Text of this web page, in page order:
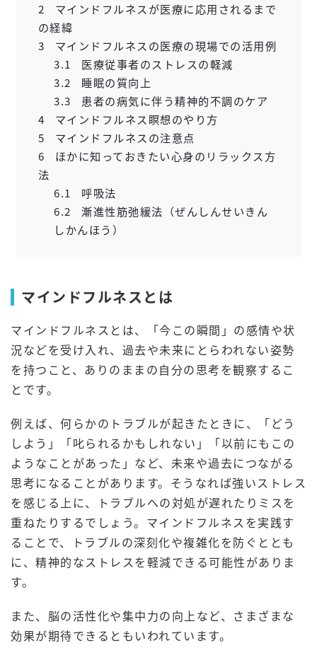
2
マインドフルネスが医療に応用されるまで
の経緯
3
マインドフルネスの医療の現場での活用例
3.1
医療従事者のストレスの軽減
3.2
睡眠の質向上
3.3
患者の病気に伴う精神的不調のケア
4
マインドフルネス瞑想のやり方
5
マインドフルネスの注意点
6
ほかに知っておきたい心身のリラックス方
法
6.1
呼吸法
6.2
漸進性筋弛緩法（ぜんしんせいきん
しかんほう）
マインドフルネスとは
マインドフルネスとは、「今この瞬間」の感情や状
況などを受け入れ、過去や未来にとらわれない姿勢
を持つこと、ありのままの自分の思考を観察するこ
とです。
例えば、何らかのトラブルが起きたときに、「どう
しよう」「叱られるかもしれない」「以前にもこの
ようなことがあった」など、未来や過去につながる
思考になることがあります。そうなれば強いストレス
を感じる上に、トラブルへの対処が遅れたりミスを
重ねたりするでしょう。マインドフルネスを実践す
ることで、トラブルの深刻化や複雑化を防ぐととも
に、精神的なストレスを軽減できる可能性がありま
す。
また、脳の活性化や集中力の向上など、さまざまな
効果が期待できるともいわれています。